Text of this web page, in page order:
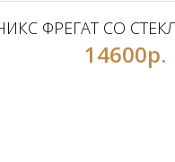
ФРЕГАТ СО
14600р.